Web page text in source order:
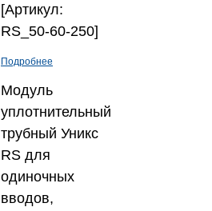
[Артикул:
RS_50-60-250]
Подробнее
Модуль
уплотнительный
трубный Уникс
RS для
одиночных
вводов,